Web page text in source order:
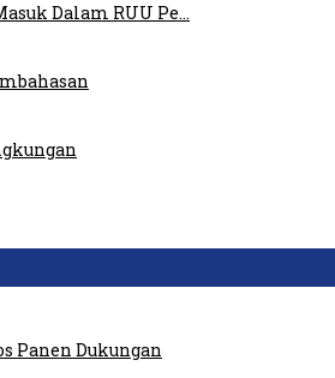
Dalam RUU Pe…
Panen Dukungan